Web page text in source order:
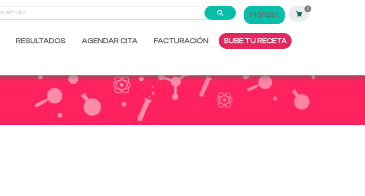
INGRESA
0
RESULTADOS AGENDAR CITA FACTURACIÓN SUBE TU RECETA